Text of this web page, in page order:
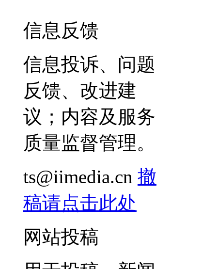
信息反馈
信息投诉、问题
反馈、改进建
议；内容及服务
质量监督管理。
ts@iimedia.cn 撤
稿请点击此处
网站投稿